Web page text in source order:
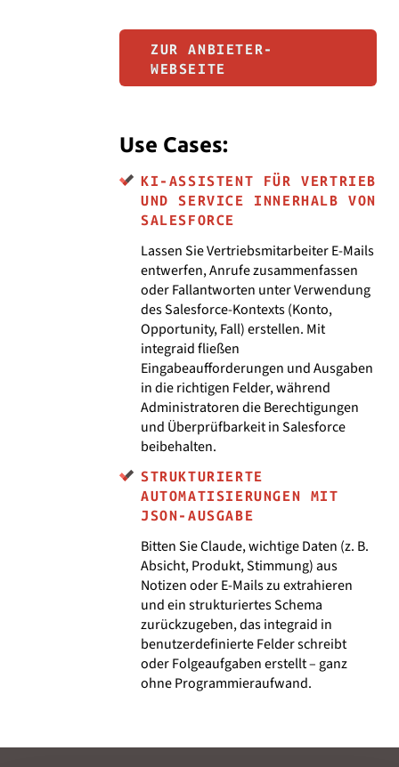
ZUR ANBIETER-
WEBSEITE
Use Cases:
KI-ASSISTENT FÜR VERTRIEB
UND SERVICE INNERHALB VON
SALESFORCE
Lassen Sie Vertriebsmitarbeiter E-Mails
entwerfen, Anrufe zusammenfassen
oder Fallantworten unter Verwendung
des Salesforce-Kontexts (Konto,
Opportunity, Fall) erstellen. Mit
integraid fließen
Eingabeaufforderungen und Ausgaben
in die richtigen Felder, während
Administratoren die Berechtigungen
und Überprüfbarkeit in Salesforce
beibehalten.
STRUKTURIERTE
AUTOMATISIERUNGEN MIT
JSON-AUSGABE
Bitten Sie Claude, wichtige Daten (z. B.
Absicht, Produkt, Stimmung) aus
Notizen oder E-Mails zu extrahieren
und ein strukturiertes Schema
zurückzugeben, das integraid in
benutzerdefinierte Felder schreibt
oder Folgeaufgaben erstellt – ganz
ohne Programmieraufwand.